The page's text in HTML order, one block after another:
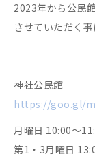
2023年から公民
させていただく事
神社公民館
https://goo.gl/
月曜日 10:00〜
第1・3月曜日